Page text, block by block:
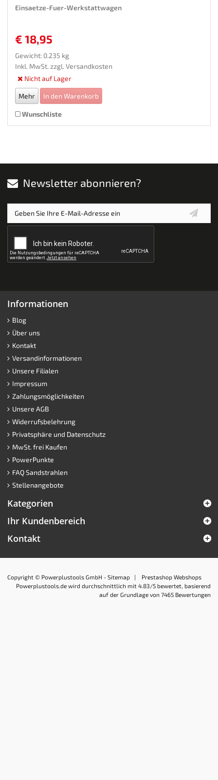
Einsaetze-Fuer-Werkstattwagen
€ 18,95
Gewicht: 0.235 kg
Inkl. MwSt. zzgl. Versandkosten
Nicht auf Lager
Mehr In den Warenkorb
Wunschliste
Newsletter abonnieren?
Informationen
Blog
Über uns
Kontakt
Versandinformationen
Unsere Filialen
Impressum
Zahlungsmöglichkeiten
Unsere AGB
Widerrufsbelehrung
Privatsphäre und Datenschutz
MwSt. frei Kaufen
PowerPunkte
FAQ Sandstrahlen
Stellenangebote
Kategorien
Ihr Kundenbereich
Kontakt
Copyright © Powerplustools GmbH - Sitemap | Prestashop Webshops
Powerplustools.de wird durchschnittlich mit 4.83 /5 bewertet, basierend
auf der Grundlage von 7465 Bewertungen